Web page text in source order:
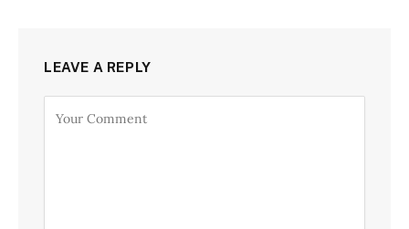
LEAVE A REPLY